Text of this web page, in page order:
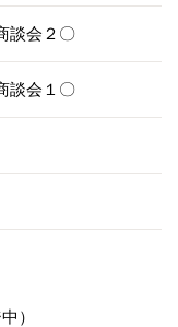
談会２〇
談会１〇
）